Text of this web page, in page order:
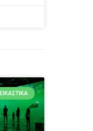
ΕΙΚΑΣΤΙΚΆ